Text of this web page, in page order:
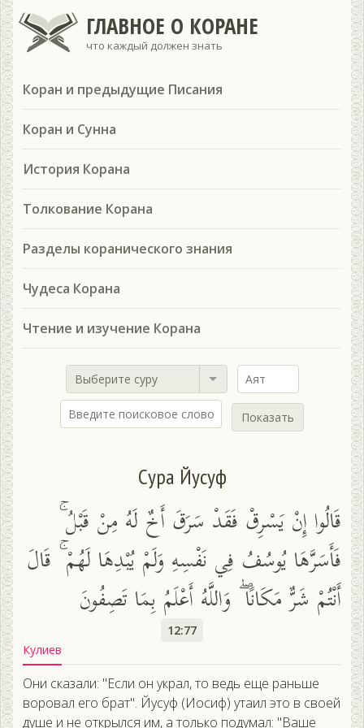
ГЛАВНОЕ О КОРАНЕ
что каждый должен знать
Коран и предыдущие Писания
Коран и Сунна
История Корана
Толкование Корана
Разделы коранического знания
Чудеса Корана
Чтение и изучение Корана
Выберите суру
Показать
Сура Йусуф
قَالُوا إِنْ يَسْرِقْ فَقَدْ سَرَقَ أَخٌ لَهُ مِنْ قَبْلُ ۚ
فَأَسَرَّهَا يُوسُفُ فِي نَفْسِهِ وَلَمْ يُبْدِهَا لَهُمْ ۚ قَالَ
أَنْتُمْ شَرٌّ مَكَانًا ۖ وَاللَّهُ أَعْلَمُ بِمَا تَصِفُونَ
12:77
Кулиев
Они сказали: "Если он украл, то ведь еще раньше
воровал его брат". Йусуф (Иосиф) утаил это в своей
душе и не открылся им, а только подумал: "Ваше